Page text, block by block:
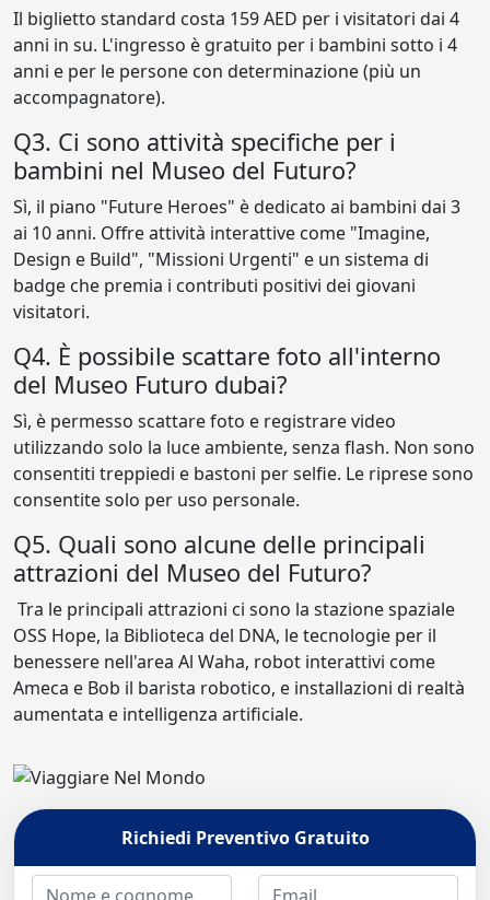
Il biglietto standard costa 159 AED per i visitatori dai 4
anni in su. L'ingresso è gratuito per i bambini sotto i 4
anni e per le persone con determinazione (più un
accompagnatore).
Q3. Ci sono attività specifiche per i
bambini nel Museo del Futuro?
Sì, il piano "Future Heroes" è dedicato ai bambini dai 3
ai 10 anni. Offre attività interattive come "Imagine,
Design e Build", "Missioni Urgenti" e un sistema di
badge che premia i contributi positivi dei giovani
visitatori.
Q4. È possibile scattare foto all'interno
del Museo Futuro dubai?
Sì, è permesso scattare foto e registrare video
utilizzando solo la luce ambiente, senza flash. Non sono
consentiti treppiedi e bastoni per selfie. Le riprese sono
consentite solo per uso personale.
Q5. Quali sono alcune delle principali
attrazioni del Museo del Futuro?
Tra le principali attrazioni ci sono la stazione spaziale
OSS Hope, la Biblioteca del DNA, le tecnologie per il
benessere nell'area Al Waha, robot interattivi come
Ameca e Bob il barista robotico, e installazioni di realtà
aumentata e intelligenza artificiale.
Richiedi Preventivo Gratuito